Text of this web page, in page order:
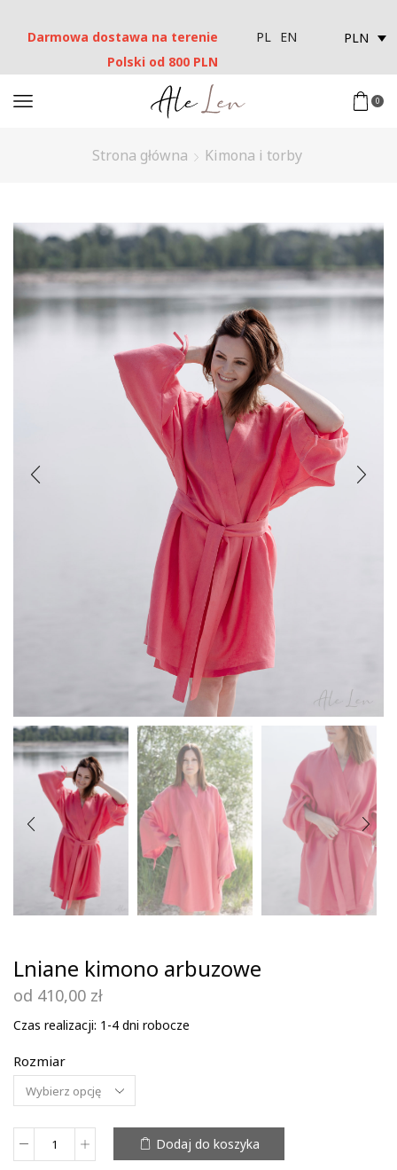
Darmowa dostawa na terenie
Polski od 800 PLN
PL EN PLN
0
Strona główna Kimona i torby
Lniane kimono arbuzowe
od 410,00 zł
Czas realizacji: 1-4 dni robocze
Rozmiar
ilość
Dodaj do koszyka